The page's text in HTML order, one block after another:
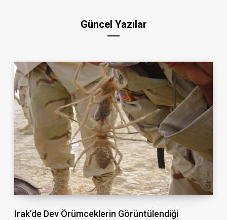
Güncel Yazılar
Irak’de Dev Örümceklerin Görüntülendiği